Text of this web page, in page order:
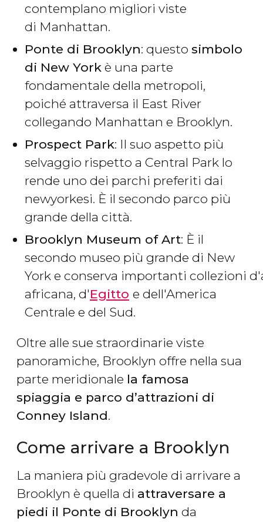
contemplano migliori viste
di Manhattan.
Ponte di Brooklyn: questo simbolo
di New York è una parte
fondamentale della metropoli,
poiché attraversa il East River
collegando Manhattan e Brooklyn.
Prospect Park: Il suo aspetto più
selvaggio rispetto a Central Park lo
rende uno dei parchi preferiti dai
newyorkesi. È il secondo parco più
grande della città.
Brooklyn Museum of Art: È il
secondo museo più grande di New
York e conserva importanti collezioni
africana, d'Egitto e dell'America
Centrale e del Sud.
Oltre alle sue straordinarie viste
panoramiche, Brooklyn offre nella sua
parte meridionale la famosa
spiaggia e parco d’attrazioni di
Conney Island.
Come arrivare a Brooklyn
La maniera più gradevole di arrivare a
Brooklyn è quella di attraversare a
piedi il Ponte di Brooklyn da